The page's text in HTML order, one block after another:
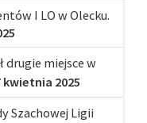
I LO w Olecku.
drugie miejsce w
kwietnia 2025
Szachowej Ligii